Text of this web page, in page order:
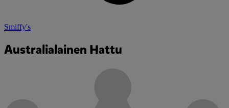
Smiffy's
Australialainen Hattu